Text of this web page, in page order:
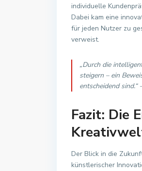
individuelle
Dabei kam eine
für jeden Nutzer zu
verweist.
„Durch die
steigern – ein
entscheidend
Fazit: Die
Der Blick in die
künstlerischer